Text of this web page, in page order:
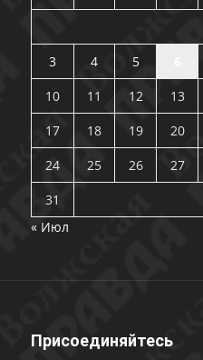
3
4 5
10
11 12 13
17
18 19 20
24
25 26 27
31
« Июл
Присоединяйтесь